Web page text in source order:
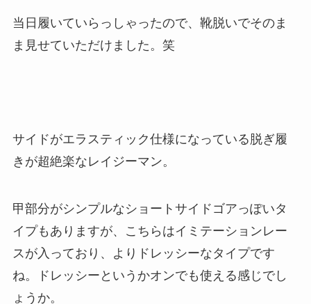
当日履いていらっしゃったので、靴脱いでそのま
ま見せていただけました。笑
サイドがエラスティック仕様になっている脱ぎ履
きが超絶楽なレイジーマン。
甲部分がシンプルなショートサイドゴアっぽいタ
イプもありますが、こちらはイミテーションレー
スが入っており、よりドレッシーなタイプです
ね。ドレッシーというかオンでも使える感じでし
ょうか。